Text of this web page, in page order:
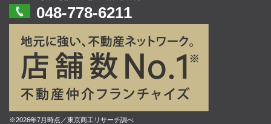
048-778-6211
※2026年7月時点／東京商工リサーチ調べ